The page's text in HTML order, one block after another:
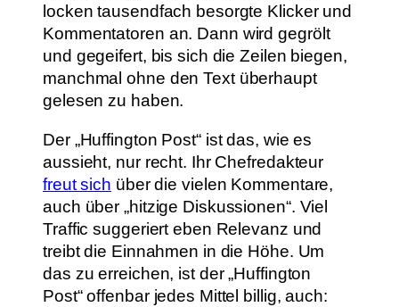
locken tausendfach besorgte Klicker und
Kommentatoren an. Dann wird gegrölt
und gegeifert, bis sich die Zeilen biegen,
manchmal ohne den Text überhaupt
gelesen zu haben.
Der „Huffington Post“ ist das, wie es
aussieht, nur recht. Ihr Chefredakteur
freut sich über die vielen Kommentare,
auch über „hitzige Diskussionen“. Viel
Traffic suggeriert eben Relevanz und
treibt die Einnahmen in die Höhe. Um
das zu erreichen, ist der „Huffington
Post“ offenbar jedes Mittel billig, auch: